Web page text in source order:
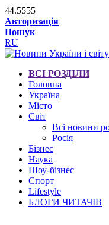
44.5555
Авторизація
Пошук
RU
ВСІ РОЗДІЛИ
Головна
Україна
Місто
Світ
Всі новини
Росія
Бізнес
Наука
Шоу-бізнес
Спорт
Lifestyle
БЛОГИ ЧИТАЧІВ